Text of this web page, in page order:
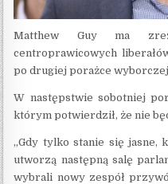
Matthew Guy ma
centroprawicowych
po drugiej porażce
W następstwie sobotniej
którym potwierdził, że nie
„Gdy tylko stanie się jasne,
utworzą następną salę
wybrali nowy zespół